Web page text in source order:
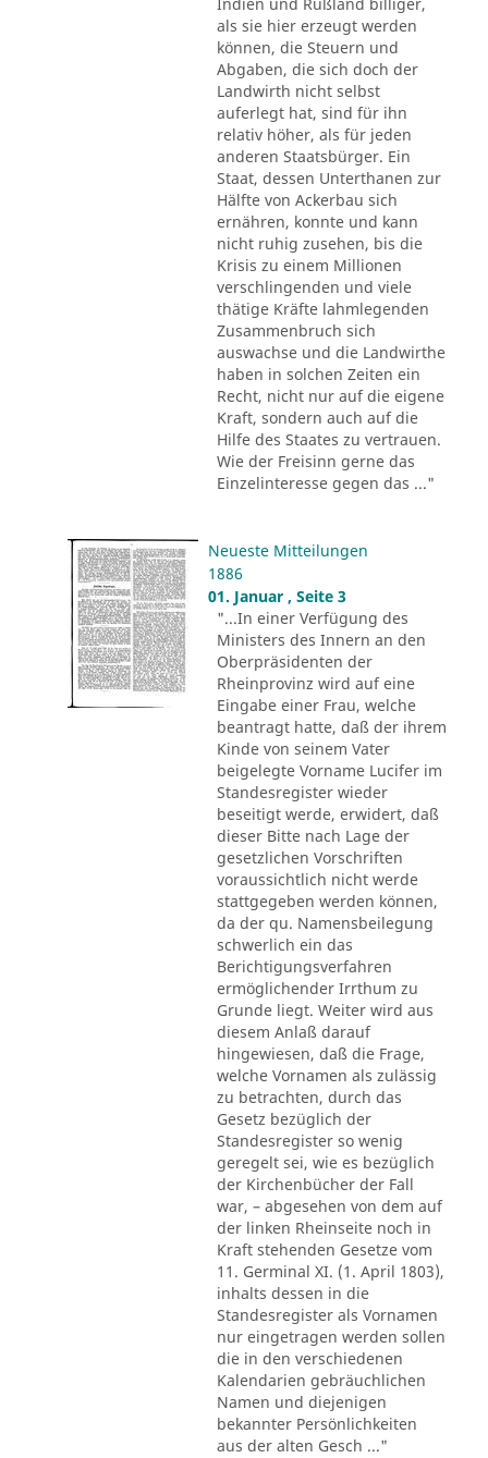
als sie hier erzeugt werden
können, die Steuern und
Abgaben, die sich doch der
Landwirth nicht selbst
auferlegt hat, sind für ihn
relativ höher, als für jeden
anderen Staatsbürger. Ein
Staat, dessen Unterthanen zur
Hälfte von Ackerbau sich
ernähren, konnte und kann
nicht ruhig zusehen, bis die
Krisis zu einem Millionen
verschlingenden und viele
thätige Kräfte lahmlegenden
Zusammenbruch sich
auswachse und die Landwirthe
haben in solchen Zeiten ein
Recht, nicht nur auf die eigene
Kraft, sondern auch auf die
Hilfe des Staates zu vertrauen.
Wie der Freisinn gerne das
Einzelinteresse gegen das ..."
Neueste Mitteilungen
1886
01. Januar , Seite 3
"...In einer Verfügung des
Ministers des Innern an den
Oberpräsidenten der
Rheinprovinz wird auf eine
Eingabe einer Frau, welche
beantragt hatte, daß der ihrem
Kinde von seinem Vater
beigelegte Vorname Lucifer im
Standesregister wieder
beseitigt werde, erwidert, daß
dieser Bitte nach Lage der
gesetzlichen Vorschriften
voraussichtlich nicht werde
stattgegeben werden können,
da der qu. Namensbeilegung
schwerlich ein das
Berichtigungsverfahren
ermöglichender Irrthum zu
Grunde liegt. Weiter wird aus
diesem Anlaß darauf
hingewiesen, daß die Frage,
welche Vornamen als zulässig
zu betrachten, durch das
Gesetz bezüglich der
Standesregister so wenig
geregelt sei, wie es bezüglich
der Kirchenbücher der Fall
war, – abgesehen von dem auf
der linken Rheinseite noch in
Kraft stehenden Gesetze vom
11. Germinal XI. (1. April 1803),
inhalts dessen in die
Standesregister als Vornamen
nur eingetragen werden sollen
die in den verschiedenen
Kalendarien gebräuchlichen
Namen und diejenigen
bekannter Persönlichkeiten
aus der alten Gesch ..."